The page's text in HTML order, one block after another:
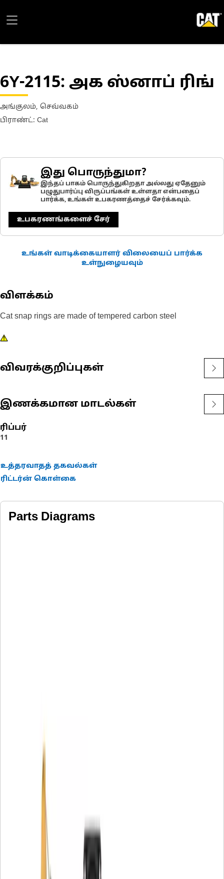
6Y-2115: அக ஸ்னாப் ரிங்
அங்குலம், செவ்வகம்
பிராண்ட்: Cat
இது பொருந்துமா?
இந்தப் பாகம் பொருந்துகிறதா அல்லது ஏதேனும்
பழுதுபார்ப்பு விருப்பங்கள் உள்ளதா என்பதைப்
பார்க்க, உங்கள் உபகரணத்தைச் சேர்க்கவும்.
உபகரணங்களைச் சேர்
உங்கள் வாடிக்கையாளர் விலையைப் பார்க்க
உள்நுழையவும்
விளக்கம்
Cat snap rings are made of tempered carbon steel
விவரக்குறிப்புகள்
இணக்கமான மாடல்கள்
ரிப்பர்
11
உத்தரவாதத் தகவல்கள்
ரிட்டர்ன் கொள்கை
Parts Diagrams